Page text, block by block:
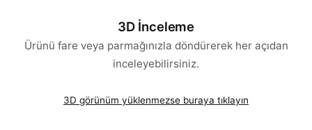
3D İnceleme
Ürünü fare veya parmağınızla döndürerek her açıdan
inceleyebilirsiniz.
3D görünüm yüklenmezse buraya tıklayın